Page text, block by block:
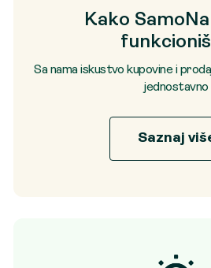
Kako
Sa nama iskustvo kupovine i
jednostavno
Saznaj